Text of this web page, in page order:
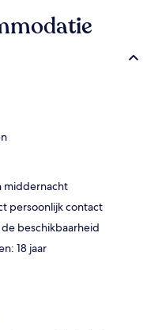
middernacht
persoonlijk contact
beschikbaarheid
18 jaar